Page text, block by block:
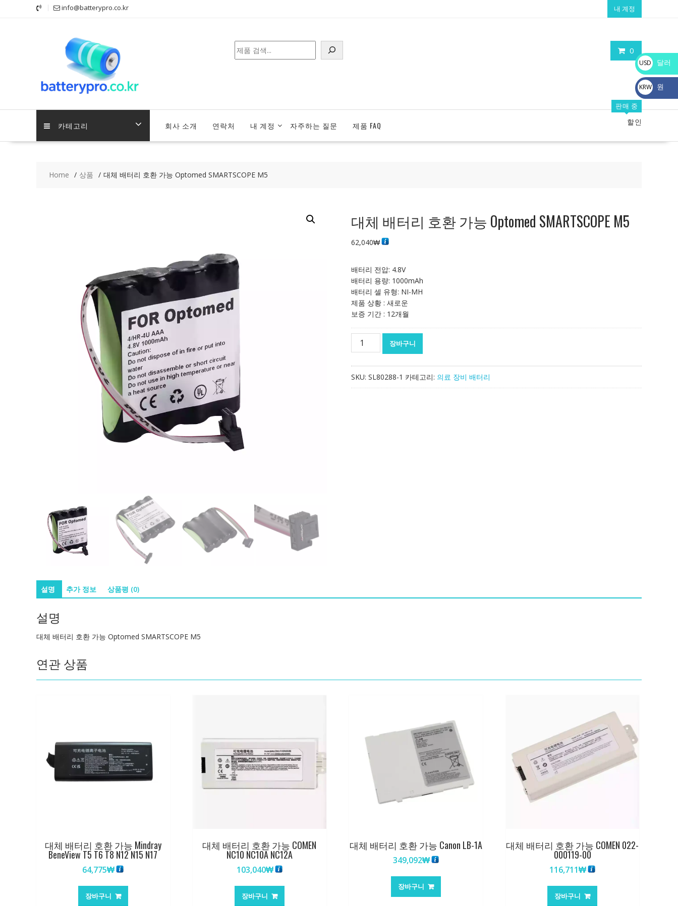
info@batterypro.co.kr 내 계정
0
검
색
카테고리 회사 소개 연락처 내 계정 자주하는 질문 제품 FAQ
판매 중
할인
Home 상품 대체 배터리 호환 가능 Optomed SMARTSCOPE M5
대체 배터리 호환 가능 Optomed SMARTSCOPE M5
62,040₩
배터리 전압: 4.8V
배터리 용량: 1000mAh
배터리 셀 유형: NI-MH
제품 상황 : 새로운
보증 기간 : 12개월
리
장바구니
SKU: SL80288-1 카테고리: 의료 장비 배터리
설명 추가 정보 상품평 (0)
설명
대체 배터리 호환 가능 Optomed SMARTSCOPE M5
연관 상품
대체 배터리 호환 가능 Mindray
BeneView T5 T6 T8 N12 N15 N17
64,775₩
장바구니
대체 배터리 호환 가능 COMEN
NC10 NC10A NC12A
103,040₩
장바구니
대체 배터리 호환 가능 Canon LB-1A
349,092₩
장바구니
대체 배터리 호환 가능 COMEN 022-
000119-00
116,711₩
장바구니
USD
$
달러
KRW
₩
원